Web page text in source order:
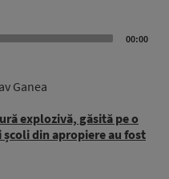
00:00
Ganea
explozivă, găsită pe o
din apropiere au fost